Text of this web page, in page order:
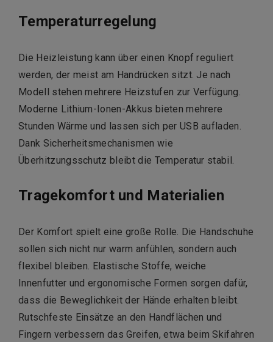
Temperaturregelung
Die Heizleistung kann über einen Knopf reguliert
werden, der meist am Handrücken sitzt. Je nach
Modell stehen mehrere Heizstufen zur Verfügung.
Moderne Lithium-Ionen-Akkus bieten mehrere
Stunden Wärme und lassen sich per USB aufladen.
Dank Sicherheitsmechanismen wie
Überhitzungsschutz bleibt die Temperatur stabil.
Tragekomfort und Materialien
Der Komfort spielt eine große Rolle. Die Handschuhe
sollen sich nicht nur warm anfühlen, sondern auch
flexibel bleiben. Elastische Stoffe, weiche
Innenfutter und ergonomische Formen sorgen dafür,
dass die Beweglichkeit der Hände erhalten bleibt.
Rutschfeste Einsätze an den Handflächen und
Fingern verbessern das Greifen, etwa beim Skifahren